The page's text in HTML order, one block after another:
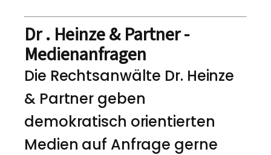
Dr . Heinze & Partner -
Medienanfragen
Die Rechtsanwälte Dr. Heinze
& Partner geben
demokratisch orientierten
Medien auf Anfrage gerne